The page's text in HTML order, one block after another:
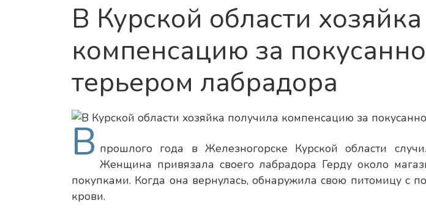
В Курской области
компенсацию за
терьером лабрадора
В прошлого года в Железногорске Курской области
Женщина привязала своего лабрадора Герду около
покупками. Когда она вернулась, обнаружила свою питомицу с
крови.